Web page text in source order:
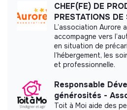
CHEF(FE) DE
PRESTATIONS
L’association Aurore
accompagne vers
en situation de
l’hébergement, les
et professionnelle.
Responsable
générosités -
Toit à Moi aide des